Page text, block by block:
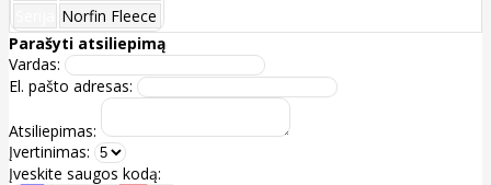
Norfin Fleece
Parašyti atsiliepimą
Vardas:
El. pašto adresas:
Atsiliepimas:
Įvertinimas:
Įveskite saugos kodą: